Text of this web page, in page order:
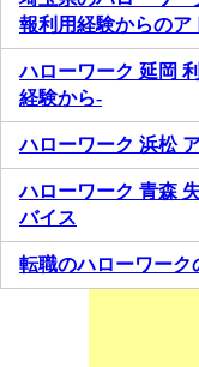
報利用経験からのア
ハローワーク 延岡
経験から-
ハローワーク 浜松
ハローワーク 青森
バイス
転職のハローワーク